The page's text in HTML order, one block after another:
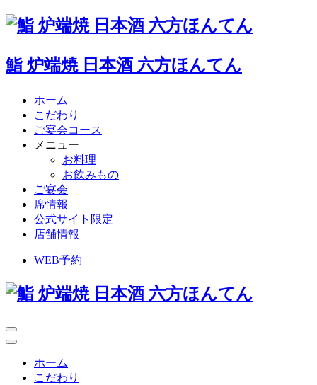
鮨 炉端焼 日本酒 六方ほんてん
ホーム
こだわり
ご宴会コース
メニュー
お料理
お飲みもの
ご宴会
席情報
公式サイト限定
店舗情報
WEB予約
ホーム
こだわり